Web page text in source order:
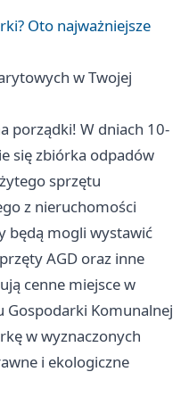
Oto najważniejsze
w Twojej
porządki! W dniach 10-
się zbiórka odpadów
sprzętu
z nieruchomości
będą mogli wystawić
AGD oraz inne
cenne miejsce w
Gospodarki Komunalnej
w wyznaczonych
i ekologiczne